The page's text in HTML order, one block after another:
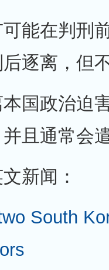
能在判刑
逐离，但
国政治迫
并且通常会
新闻：
South